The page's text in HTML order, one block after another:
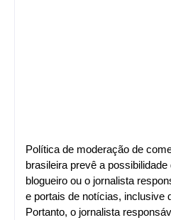
Política de moderação de
brasileira prevê a
blogueiro ou o jornalista
e portais de notícias, inclusive
Portanto, o jornalista